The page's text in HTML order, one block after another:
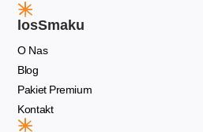
losSmaku
O Nas
Blog
Pakiet Premium
Kontakt